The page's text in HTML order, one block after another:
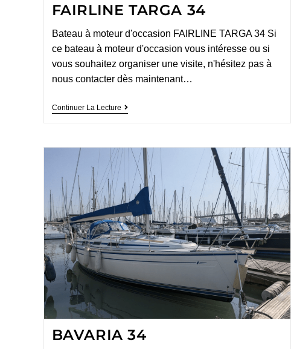
FAIRLINE TARGA 34
Bateau à moteur d'occasion FAIRLINE TARGA 34 Si
ce bateau à moteur d'occasion vous intéresse ou si
vous souhaitez organiser une visite, n'hésitez pas à
nous contacter dès maintenant…
Continuer La Lecture
BAVARIA 34